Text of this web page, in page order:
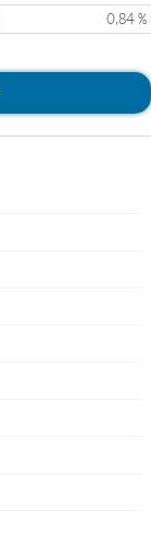
0,84 %